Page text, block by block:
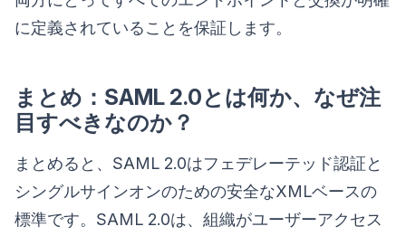
に定義されていることを保証します。
まとめ：SAML 2.0とは何か、なぜ注
目すべきなのか？
まとめると、SAML 2.0はフェデレーテッド認証と
シングルサインオンのための安全なXMLベースの
標準です。SAML 2.0は、組織がユーザーアクセス